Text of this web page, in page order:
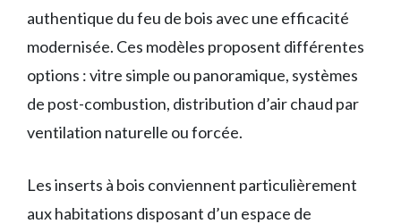
authentique du feu de bois avec une efficacité
modernisée. Ces modèles proposent différentes
options : vitre simple ou panoramique, systèmes
de post-combustion, distribution d’air chaud par
ventilation naturelle ou forcée.
Les inserts à bois conviennent particulièrement
aux habitations disposant d’un espace de